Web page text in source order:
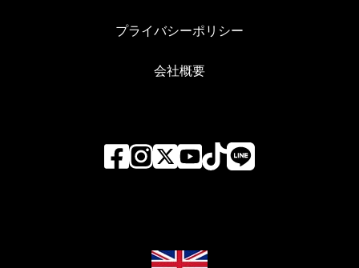
プライバシーポリシー
会社概要